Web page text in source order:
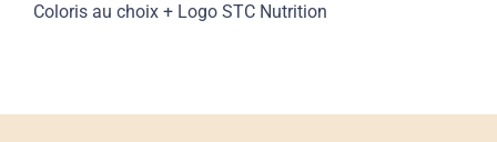
Coloris au choix + Logo STC Nutrition